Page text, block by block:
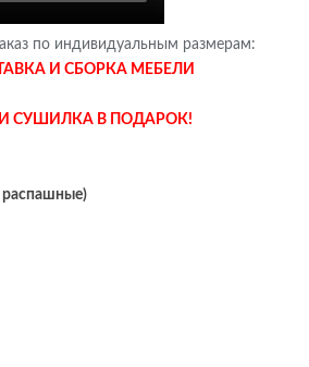
по индивидуальным размерам:
И СБОРКА МЕБЕЛИ
СУШИЛКА В ПОДАРОК!
распашные)